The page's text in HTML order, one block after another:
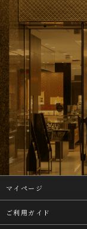
マイページ
ご利用ガイド